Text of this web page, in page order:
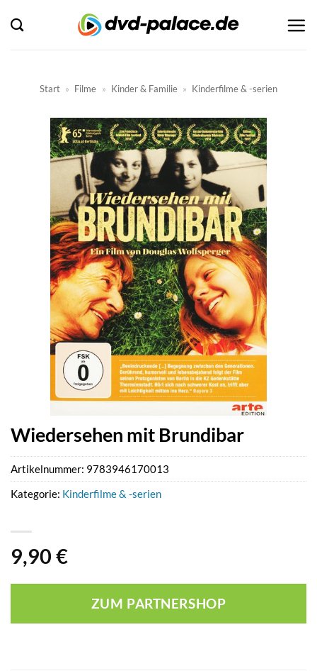
Inhalt
springen
Start » Filme » Kinder & Familie » Kinderfilme & -serien
Wiedersehen mit Brundibar
9,90 €
ZUM PARTNERSHOP
Artikelnummer: 9783946170013
Kategorie: Kinderfilme & -serien